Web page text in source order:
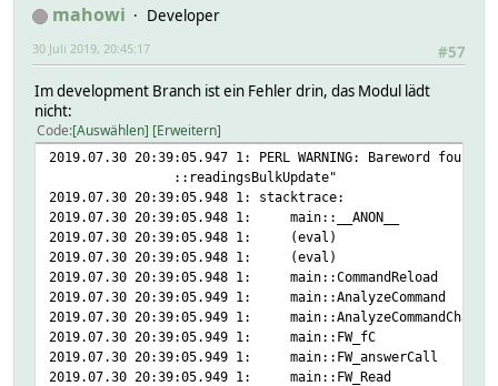
mahowi
Developer
#57
30 Juli 2019, 20:45:17
Im development Branch ist ein Fehler drin, das Modul lädt
nicht:
Code Auswählen Erweitern
2019.07.30 20:39:05.947 1: PERL WARNING: Bareword
::readingsBulkUpdate"
2019.07.30 20:39:05.948 1: stacktrace:
2019.07.30 20:39:05.948 1: main::__ANON__
2019.07.30 20:39:05.948 1: (eval)
2019.07.30 20:39:05.948 1: (eval)
2019.07.30 20:39:05.948 1:
2019.07.30 20:39:05.949 1:
2019.07.30 20:39:05.949 1:
2019.07.30 20:39:05.949 1: main::FW_fC
2019.07.30 20:39:05.949 1: main::FW_answerCall
2019.07.30 20:39:05.949 1: